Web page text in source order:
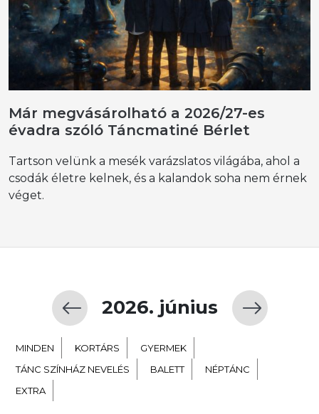
Már megvásárolható a 2026/27-es
évadra szóló Táncmatiné Bérlet
Tartson velünk a mesék varázslatos világába, ahol a
csodák életre kelnek, és a kalandok soha nem érnek
véget.
2026. június
MINDEN KORTÁRS
GYERMEK
TÁNC SZÍNHÁZ NEVELÉS
BALETT
NÉPTÁNC
EXTRA